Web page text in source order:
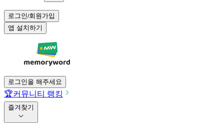
로그인/회원가입
앱 설치하기
로그인을 해주세요
🏆커뮤니티 랭킹
즐겨찾기